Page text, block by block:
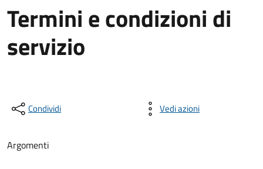
Termini e condizioni di
servizio
Condividi Vedi azioni
Argomenti